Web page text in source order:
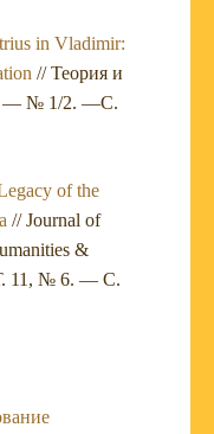
in Vladimir:
// Теория и
— № 1/2. —С.
of the
// Journal of
&
11, № 6. — С.